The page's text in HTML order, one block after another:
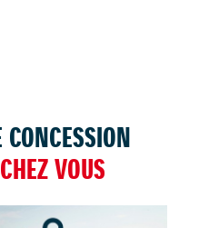
VOUS